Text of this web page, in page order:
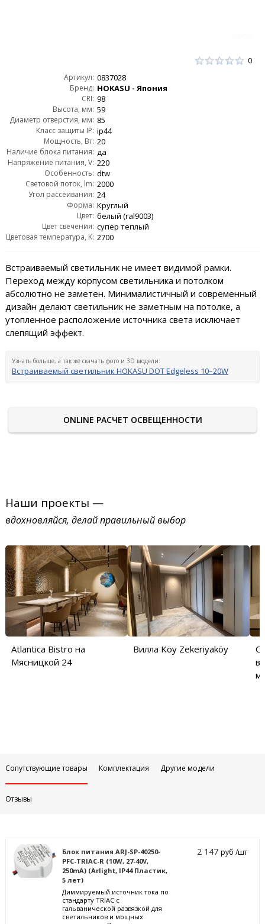
0
Артикул: 0837028
Бренд: HOKASU - Япония
CRI: 98
Высота, мм: 59
Диаметр отверстия, мм: 85
Класс защиты IP: ip44
Мощность, Вт: 20
Наличие блока питания: да
Напряжение питания, V: 220
Особенность: dtw
Световой поток, lm: 2000
Угол рассеивания: 24
Форма: Круглый
Цвет: белый (ral9003)
Цвет свечения: супер теплый
Цветовая температура, K: 2700
Встраиваемый светильник не имеет видимой рамки.
Переход между корпусом светильника и потолком
абсолютно не заметен. Минималистичный и современный
дизайн делают светильник не заметным на потолке, а
утопленное расположение источника света исключает
слепящий эффект.
Узнать больше, а так же скачать фото и 3D модели:
Встраиваемый светильник HOKASU DOT Edgeless 10–20W
ONLINE РАСЧЕТ ОСВЕЩЕННОСТИ
Наши проекты —
вдохновляйся, делай правильный выбор
Atlantica Bistro на
Мясницкой 24
Вилла Köy Zekeriyaköy
Сопутствующие товары Комплектация Другие модели
Отзывы
Блок питания ARJ-SP-40250-
PFC-TRIAC-R (10W, 27-40V,
250mA) (Arlight, IP44 Пластик,
5 лет)
Диммируемый источник тока по
стандарту TRIAC с
гальванической развязкой для
светильников и мощных
2 147руб /шт